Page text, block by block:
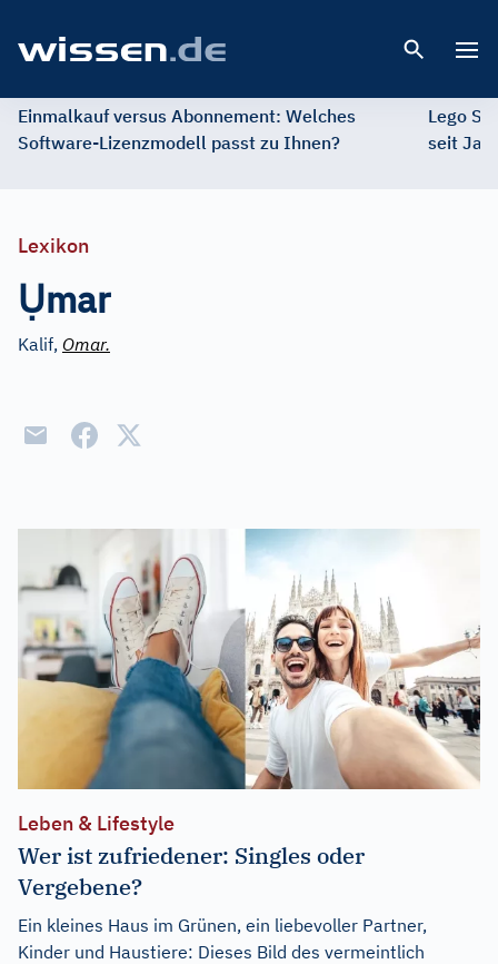
Einmalkauf versus Abonnement: Welches
Software-Lizenzmodell passt zu Ihnen?
Lego
seit
Lexikon
Ụmar
Kalif, Omar.
Leben & Lifestyle
Wer ist zufriedener: Singles oder
Vergebene?
Ein kleines Haus im Grünen, ein liebevoller Partner,
Kinder und Haustiere: Dieses Bild des vermeintlich